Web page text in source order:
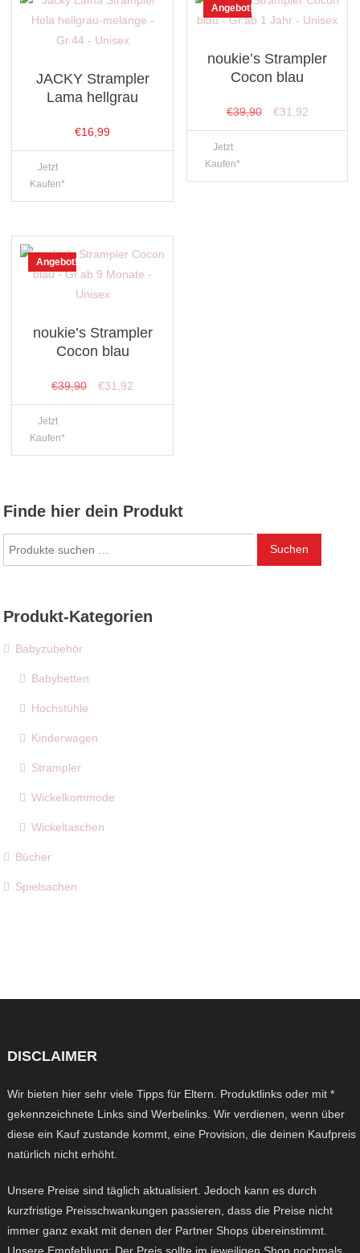
JACKY Strampler
Lama hellgrau
€16,99
Jetzt
Kaufen*
Angebot!
noukie’s Strampler
Cocon blau
€39,90
Ursprünglicher
Preis
€31,92Aktueller
Preis
Jetzt
Kaufen*
Angebot!
noukie’s Strampler
Cocon blau
€39,90
Ursprünglicher
Preis
€31,92
Preis
Jetzt
Kaufen*
Finde hier dein Produkt
nach:
Suchen
Produkt-Kategorien
Babyzubehör
Babybetten
Hochstühle
Kinderwagen
Strampler
Wickelkommode
Wickeltaschen
Bücher
Spielsachen
DISCLAIMER
Wir bieten hier sehr viele Tipps für Eltern. Produktlinks oder mit *
gekennzeichnete Links sind Werbelinks. Wir verdienen, wenn über
diese ein Kauf zustande kommt, eine Provision, die deinen Kaufpreis
natürlich nicht erhöht.
Unsere Preise sind täglich aktualisiert. Jedoch kann es durch
kurzfristige Preisschwankungen passieren, dass die Preise nicht
immer ganz exakt mit denen der Partner Shops übereinstimmt.
Unsere Empfehlung: Der Preis sollte im jeweiligen Shop nochmals